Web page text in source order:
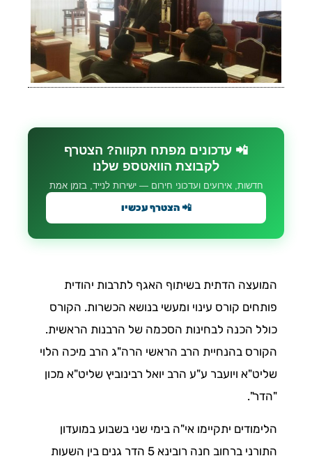
📲 עדכונים מפתח תקווה? הצטרף
לקבוצת הוואטספ שלנו
חדשות, אירועים ועדכוני חירום — ישירות לנייד, בזמן אמת
📲 הצטרף עכשיו
המועצה הדתית בשיתוף האגף לתרבות יהודית
פותחים קורס עינוי ומעשי בנושא הכשרות. הקורס
כולל הכנה לבחינות הסכמה של הרבנות הראשית.
הקורס בהנחיית הרב הראשי הרה"ג הרב מיכה הלוי
שליט"א ויועבר ע"ע הרב יואל רבינוביץ שליט"א מכון
"הדר".
הלימודים יתקיימו אי"ה בימי שני בשבוע במועדון
התורני ברחוב חנה רובינא 5 הדר גנים בין השעות